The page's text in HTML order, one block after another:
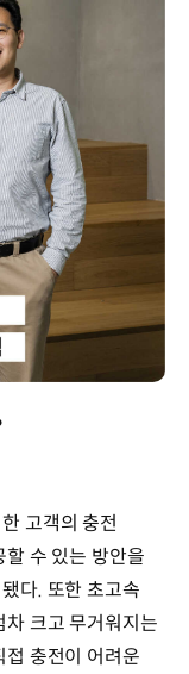
고객의 충전
수 있는 방안을
다. 또한 초고속
크고 무거워지는
충전이 어려운